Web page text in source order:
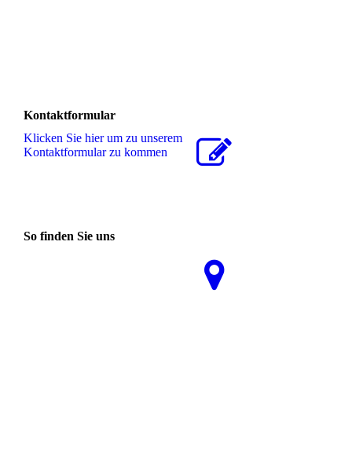
Kontaktformular
Klicken Sie hier um zu unserem
Kon­takt­for­mu­lar zu kommen
So finden Sie uns